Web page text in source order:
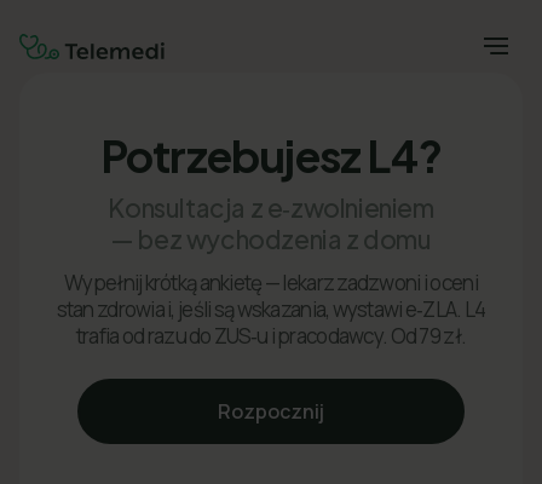
Potrzebujesz L4?
Konsultacja z e‑zwolnieniem
— bez wychodzenia z domu
Wypełnij krótką ankietę — lekarz zadzwoni i oceni
stan zdrowia i, jeśli są wskazania, wystawi e‑ZLA. L4
trafia od razu do ZUS‑u i pracodawcy. Od 79 zł.
Rozpocznij